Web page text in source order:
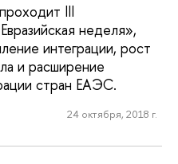
III
неделя»,
интеграции, рост
и расширение
стран ЕАЭС.
24 октября, 2018 г.